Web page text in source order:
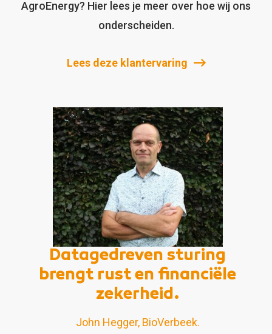
AgroEnergy? Hier lees je meer over hoe wij ons
onderscheiden.
Lees deze klantervaring
Datagedreven sturing
brengt rust en financiële
zekerheid.
John Hegger, BioVerbeek.